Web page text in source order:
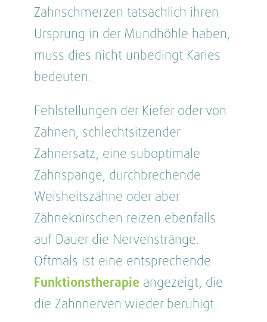
Zahnschmerzen tatsächlich ihren
Ursprung in der Mundhöhle haben,
muss dies nicht unbedingt Karies
bedeuten.
Fehlstellungen der Kiefer oder von
Zähnen, schlechtsitzender
Zahnersatz, eine suboptimale
Zahnspange, durchbrechende
Weisheitszähne oder aber
Zähneknirschen reizen ebenfalls
auf Dauer die Nervenstränge.
Oftmals ist eine entsprechende
Funktionstherapieangezeigt, die
die Zahnnerven wieder beruhigt.